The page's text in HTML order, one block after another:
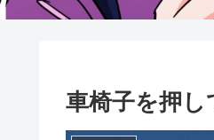
車椅子を押し